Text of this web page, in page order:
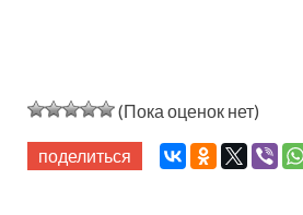
(Пока оценок нет)
поделиться